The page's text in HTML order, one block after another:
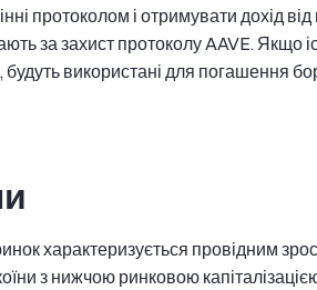
протоколом і отримувати дохід
за захист протоколу AAVE. Якщо
будуть використані для погашення
характеризується провідним
з нижчою ринковою